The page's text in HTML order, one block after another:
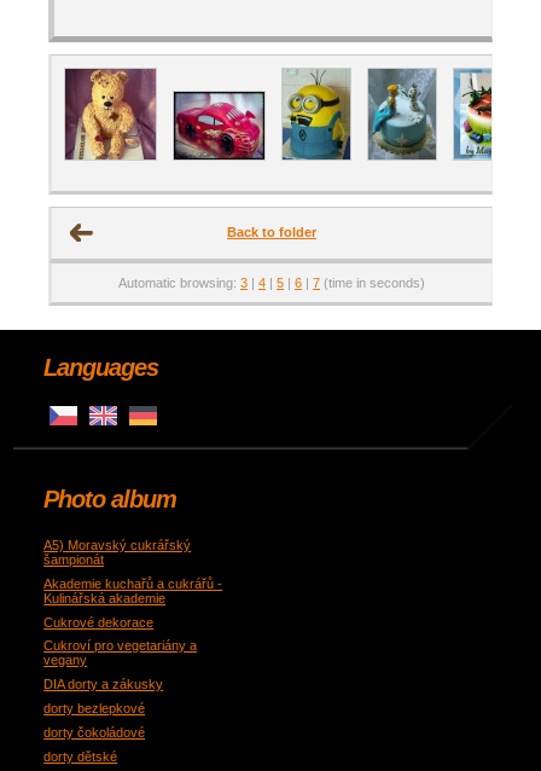
Back to folder
Automatic browsing: 3 | 4 | 5 | 6 | 7 (time in seconds)
Languages
Photo album
A5) Moravský cukrářský
šampionát
Akademie kuchařů a cukrářů -
Kulinářská akademie
Cukrové dekorace
Cukroví pro vegetariány a
vegany
DIA dorty a zákusky
dorty bezlepkové
dorty čokoládové
dorty dětské